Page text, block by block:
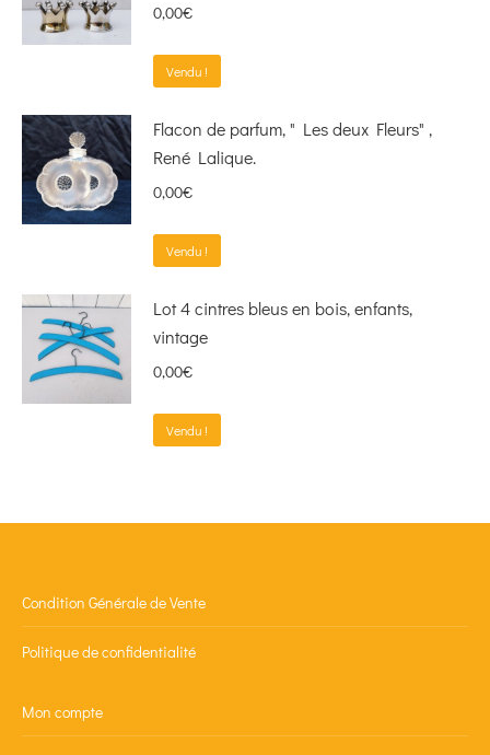
0,00€
Vendu !
Flacon de parfum, " Les deux Fleurs" ,
René Lalique.
0,00€
Vendu !
Lot 4 cintres bleus en bois, enfants,
vintage
0,00€
Vendu !
Condition Générale de Vente
Politique de confidentialité
Mon compte